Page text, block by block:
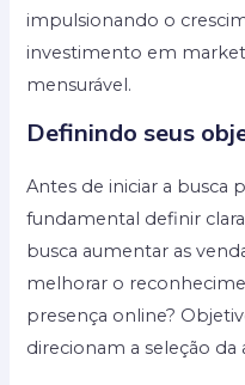
impulsionando o
investimento em
mensurável.
Definindo seus
Antes de iniciar a busca
fundamental definir
busca aumentar as
melhorar o
presença online?
direcionam a seleção da